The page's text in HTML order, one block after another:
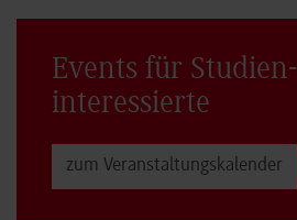
Events für Studien­
interessierte
zum Veranstaltungs­kalender